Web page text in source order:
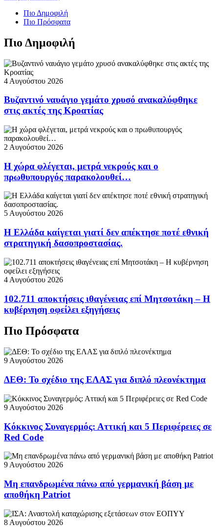
Πιο Δημοφιλή
Πιο Πρόσφατα
Πιο Δημοφιλή
4 Αυγούστου 2026
Βυζαντινό ναυάγιο γεμάτο χρυσό ανακαλύφθηκε
στις ακτές της Κροατίας
2 Αυγούστου 2026
Η χώρα φλέγεται, μετρά νεκρούς και ο
πρωθυπουργός παρακολουθεί…
5 Αυγούστου 2026
Η Ελλάδα καίγεται γιατί δεν απέκτησε ποτέ εθνική
στρατηγική δασοπροστασίας.
4 Αυγούστου 2026
102.711 αποκτήσεις ιθαγένειας επί Μητσοτάκη – Η
κυβέρνηση οφείλει εξηγήσεις
Πιο Πρόσφατα
9 Αυγούστου 2026
ΔΕΘ: Το σχέδιο της ΕΛΑΣ για διπλό πλεονέκτημα
9 Αυγούστου 2026
Κόκκινος Συναγερμός: Αττική και 5 Περιφέρειες σε
Red Code
9 Αυγούστου 2026
Μη επανδρωμένα πάνω από γερμανική βάση με
αποθήκη Patriot
8 Αυγούστου 2026